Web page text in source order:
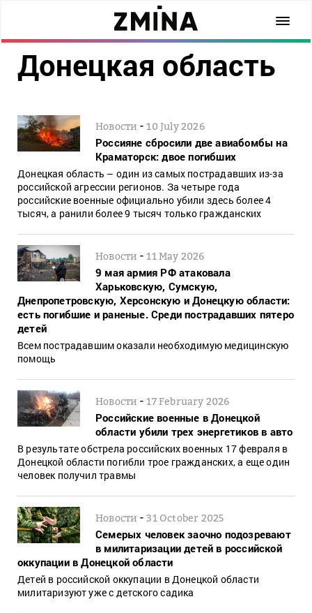
Донецкая область
Новости -10 July 2026
Россияне сбросили две авиабомбы на
Краматорск: двое погибших
Донецкая область – один из самых пострадавших из-за
российской агрессии регионов. За четыре года
российские военные официально убили здесь более 4
тысяч, а ранили более 9 тысяч только гражданских
Новости -11 May 2026
9 мая армия РФ атаковала
Харьковскую, Сумскую,
Днепропетровскую, Херсонскую и Донецкую области:
есть погибшие и раненые. Среди пострадавших пятеро
детей
Всем пострадавшим оказали необходимую медицинскую
помощь
Новости -17 February 2026
Российские военные в Донецкой
области убили трех энергетиков в авто
В результате обстрела российских военных 17 февраля в
Донецкой области погибли трое гражданских, а еще один
человек получил травмы
Новости -31 October 2025
Семерых человек заочно подозревают
в милитаризации детей в российской
оккупации в Донецкой области
Детей в российской оккупации в Донецкой области
милитаризуют уже с детского садика